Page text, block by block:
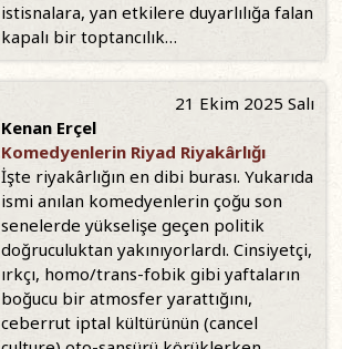
istisnalara, yan etkilere duyarlılığa falan
kapalı bir toptancılık…
21 Ekim 2025 Salı
Kenan Erçel
Komedyenlerin Riyad Riyakârlığı
İşte riyakârlığın en dibi burası. Yukarıda
ismi anılan komedyenlerin çoğu son
senelerde yükselişe geçen politik
doğruculuktan yakınıyorlardı. Cinsiyetçi,
ırkçı, homo/trans-fobik gibi yaftaların
boğucu bir atmosfer yarattığını,
ceberrut iptal kültürünün (cancel